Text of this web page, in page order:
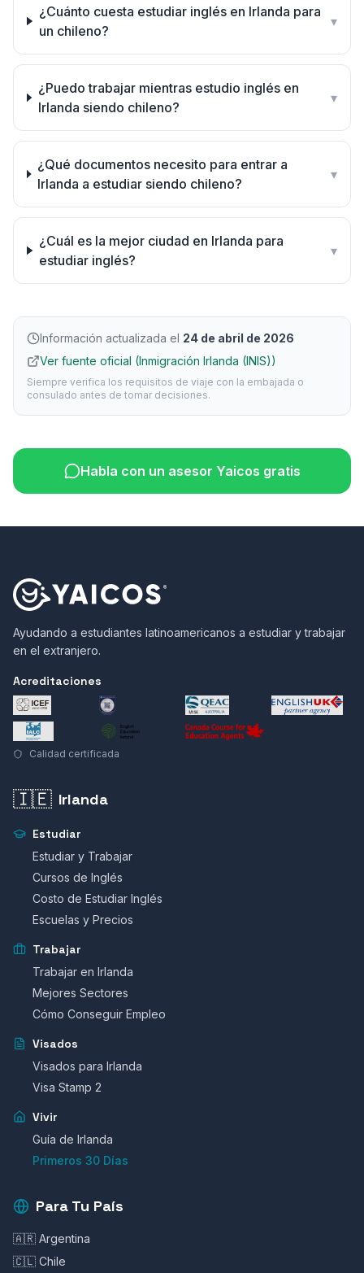
¿Cuánto cuesta estudiar inglés en Irlanda para
un chileno?
▾
¿Puedo trabajar mientras estudio inglés en
Irlanda siendo chileno?
▾
¿Qué documentos necesito para entrar a
Irlanda a estudiar siendo chileno?
▾
¿Cuál es la mejor ciudad en Irlanda para
estudiar inglés?
▾
Información actualizada el 24 de abril de 2026
Ver fuente oficial (Inmigración Irlanda (INIS))
Siempre verifica los requisitos de viaje con la embajada o
consulado antes de tomar decisiones.
Habla con un asesor Yaicos gratis
Ayudando a estudiantes latinoamericanos a estudiar y trabajar
en el extranjero.
Acreditaciones
Calidad certificada
🇮🇪 Irlanda
Estudiar
Estudiar y Trabajar
Cursos de Inglés
Costo de Estudiar Inglés
Escuelas y Precios
Trabajar
Trabajar en Irlanda
Mejores Sectores
Cómo Conseguir Empleo
Visados
Visados para Irlanda
Visa Stamp 2
Vivir
Guía de Irlanda
Primeros 30 Días
Para Tu País
🇦🇷 Argentina
🇨🇱 Chile